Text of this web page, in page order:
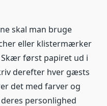
skal man bruge
eller klistermærker
først papiret ud i
derefter hver gæsts
det med farver og
personlighed